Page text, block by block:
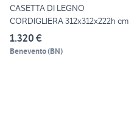
CASETTA DI LEGNO
CORDIGLIERA 312x312x222h cm
1.320 €
Benevento(BN)